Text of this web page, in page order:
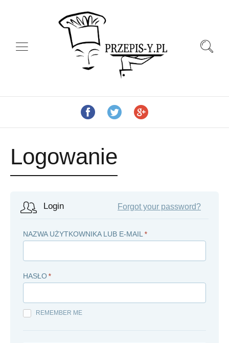
Logowanie
Login Forgot your password?
NAZWA UŻYTKOWNIKA LUB E-MAIL *
HASŁO *
REMEMBER ME